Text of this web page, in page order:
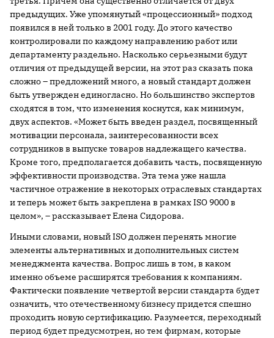
предыдущих. Уже упомянутый «процессионный» подход
появился в ней только в 2001 году. До этого качество
контролировали по каждому направлению работ или
департаменту раздельно. Насколько серьезными будут
отличия от предыдущей версии, на этот раз сказать пока
сложно – предложений много, а новый стандарт должен
быть утвержден единогласно. Но большинство экспертов
сходятся в том, что изменения коснутся, как минимум,
двух аспектов. «Может быть введен раздел, посвященный
мотивации персонала, заинтересованности всех
сотрудников в выпуске товаров надлежащего качества.
Кроме того, предполагается добавить часть, посвященную
эффективности производства. Эта тема уже нашла
частичное отражение в некоторых отраслевых стандартах
и теперь может быть закреплена в рамках ISO 9000 в
целом», – рассказывает Елена Сидорова.
Иными словами, новый ISO должен перенять многие
элементы альтернативных и дополнительных систем
менеджмента качества. Вопрос лишь в том, в каком
именно объеме расширятся требования к компаниям.
Фактически появление четвертой версии стандарта будет
означить, что отечественному бизнесу придется спешно
проходить новую сертификацию. Разумеется, переходный
период будет предусмотрен, но тем фирмам, которые